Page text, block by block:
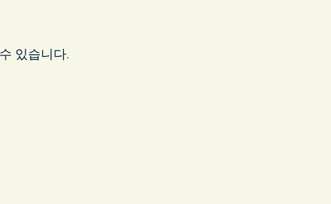
있습니다.